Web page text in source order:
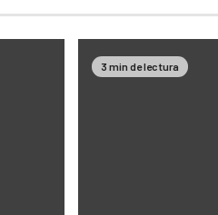
3 min de lectura